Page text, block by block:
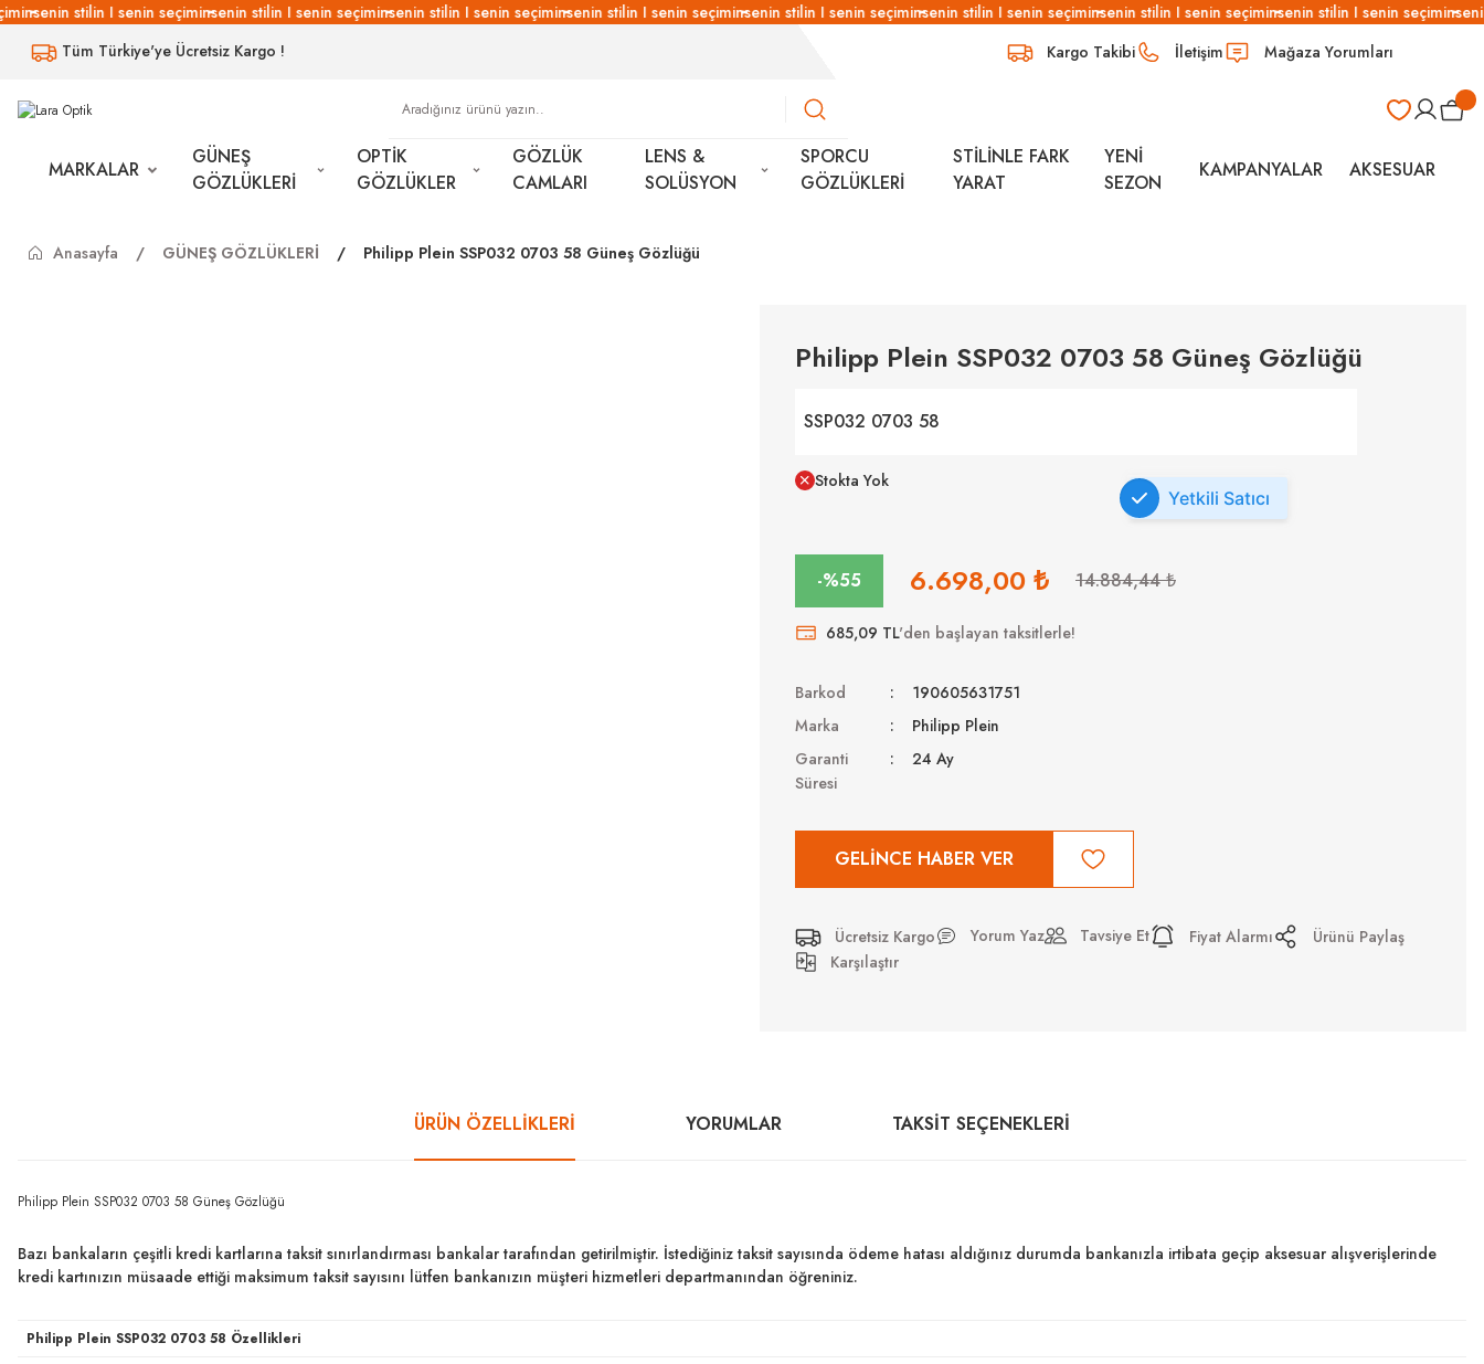
senin stilin I senin seçiminsenin stilin I senin seçiminsenin stilin I senin seçiminsenin stilin I senin seçiminsenin stilin I senin seçiminsenin stilin I senin seçiminsenin stilin I senin seçiminsenin stilin I senin seçimin
Tüm Türkiye'ye Ücretsiz Kargo !
Kargo Takibi İletişim Mağaza Yorumları
MARKALAR
GÜNEŞ
GÖZLÜKLERİ
OPTİK
GÖZLÜKLER
GÖZLÜK
CAMLARI
LENS &
SOLÜSYON
SPORCU
GÖZLÜKLERİ
STİLİNLE FARK
YARAT
YENİ
SEZON
KAMPANYALAR AKSESUAR
Anasayfa GÜNEŞ GÖZLÜKLERİ Philipp Plein SSP032 0703 58 Güneş Gözlüğü
Philipp Plein SSP032 0703 58 Güneş Gözlüğü
SSP032 0703 58
Stokta Yok
Yetkili Satıcı
-%55 6.698,00 ₺ 14.884,44 ₺
685,09 TL'den başlayan taksitlerle!
Barkod
190605631751
Marka
Philipp Plein
Garanti
Süresi
24 Ay
GELINCE HABER VER
Ücretsiz Kargo Yorum Yaz Tavsiye Et Fiyat Alarmı
Ürünü Paylaş
Karşılaştır
ÜRÜN ÖZELLİKLERİ YORUMLAR TAKSIT SEÇENEKLERI
Philipp Plein SSP032 0703 58 Güneş Gözlüğü
Bazı bankaların çeşitli kredi kartlarına taksit sınırlandırması bankalar tarafından getirilmiştir. İstediğiniz taksit sayısında ödeme hatası aldığınız durumda bankanızla irtibata geçip aksesuar alışverişlerinde
kredi kartınızın müsaade ettiği maksimum taksit sayısını lütfen bankanızın müşteri hizmetleri departmanından öğreniniz.
Philipp Plein SSP032 0703 58 Özellikleri